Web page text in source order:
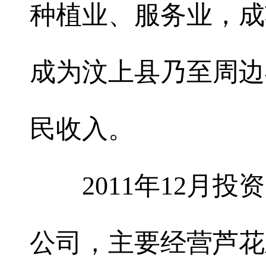
种植业、服务业，
成为汶上县乃至周
民收入。
2011年12月投资
公司，主要经营芦